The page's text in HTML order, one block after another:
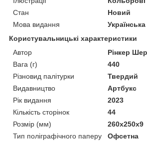
Стан
Новий
Мова видання
Українська
Користувальницькі характеристики
Автор
Рінкер
Вага (г)
440
Різновид палітурки
Твердий
Видавництво
Артбукс
Рік видання
2023
Кількість сторінок
44
Розмір (мм)
260х250х9
Тип поліграфічного паперу
Офсетна